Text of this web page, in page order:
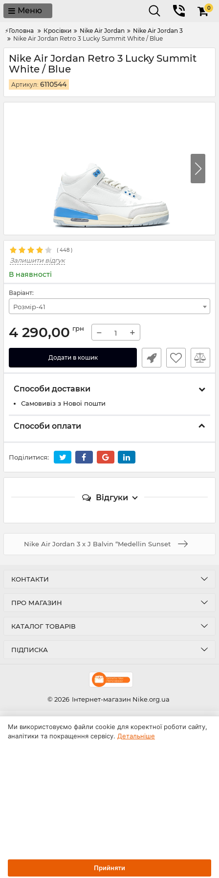
Меню 0
⚡Головна Кросівки Nike Air Jordan
Nike Air Jordan 3
Nike Air Jordan Retro 3 Lucky Summit White / Blue
Nike Air Jordan Retro 3 Lucky Summit
White / Blue
Артикул: 6110544
( 448 )
Залишити відгук
В наявності
Варіант:
Розмір-41
4 290,00 грн − +
Додати в кошик
Способи доставки
Самовивіз з Нової пошти
Способи оплати
Поділитися:
Відгуки
Nike Air Jordan 3 x J Balvin “Medellin Sunset
КОНТАКТИ
ПРО МАГАЗИН
КАТАЛОГ ТОВАРІВ
ПІДПИСКА
© 2026 Інтернет-магазин Nike.org.ua
Ми використовуємо файли cookie для коректної роботи сайту,
аналітики та покращення сервісу. Детальніше
Прийняти